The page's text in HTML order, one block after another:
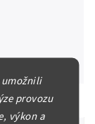
umožnili
provozu
výkon a